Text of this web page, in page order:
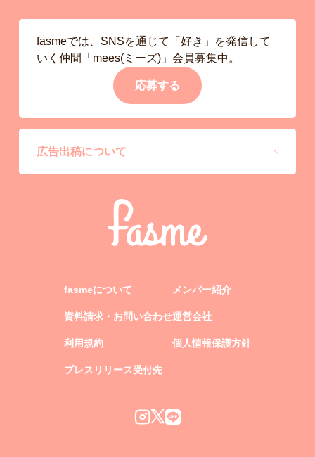
fasmeでは、SNSを通じて「好き」を発信して
いく仲間「mees(ミーズ)」会員募集中。
応募する
広告出稿について
fasmeについて
資料請求・お問い合わせ
利用規約
プレスリリース受付先
メンバー紹介
運営会社
個人情報保護方針